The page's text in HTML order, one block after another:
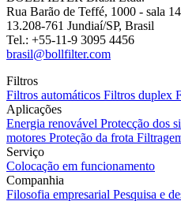
Rua Barão de Teffé, 1000 - sala
13.208-761 Jundiaí/SP, Brasil
Tel.: +55-11-9 3095 4456
brasil@bollfilter.com
Filtros
Filtros automáticos Filtros duplex
Aplicações
Energia renovável Protecção dos
motores Proteção da frota
Serviço
Colocação em funcionamento
Companhia
Filosofia empresarial Pesquisa e